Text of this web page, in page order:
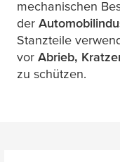
mechanischen
der
Stanzteile
vor Abrieb,
zu schützen.